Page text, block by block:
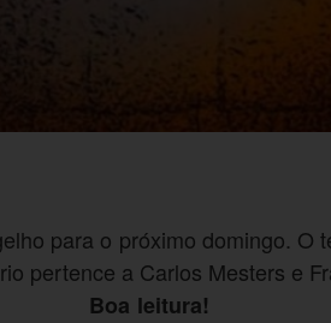
para o próximo domingo. O
pertence a Carlos Mesters e
Boa leitura!